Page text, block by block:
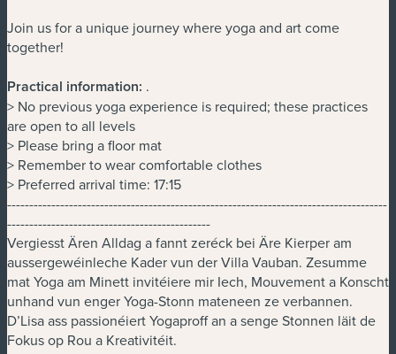
Join us for a unique journey where yoga and art come
together!
Practical information: .
> No previous yoga experience is required; these practices
are open to all levels
> Please bring a floor mat
> Remember to wear comfortable clothes
> Preferred arrival time: 17:15
--------------------------------------------------------------------------------------
----------------------------------------------
Vergiesst Ären Alldag a fannt zeréck bei Äre Kierper am
aussergewéinleche Kader vun der Villa Vauban. Zesumme
mat Yoga am Minett invitéiere mir Iech, Mouvement a Konscht
unhand vun enger Yoga-Stonn mateneen ze verbannen.
D’Lisa ass passionéiert Yogaproff an a senge Stonnen läit de
Fokus op Rou a Kreativitéit.